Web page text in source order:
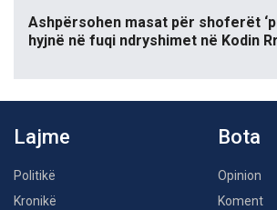
Ashpërsohen masat për shoferët
hyjnë në fuqi ndryshimet në Kodin
Lajme
Politikë
Kronikë
Bota
Opinion
Koment